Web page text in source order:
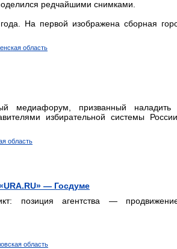
редчайшими снимками.
На первой изображена сборная
область
медиафорум, призванный
избирательной системы
область
— Госдуме
позиция агентства —
область